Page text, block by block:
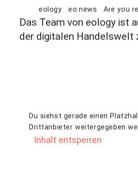
eology
eo:news Are you
Das Team von eology ist
der digitalen Handelswelt
Du siehst gerade einen
Drittanbieter weitergegeben
Inhalt entsperren